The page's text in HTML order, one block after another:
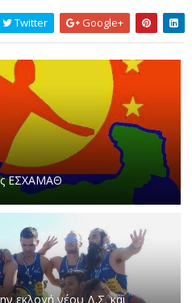
Twitter Google+
ΕΣΧΑΜΑΘ
εκλογή νέου Δ.Σ. και